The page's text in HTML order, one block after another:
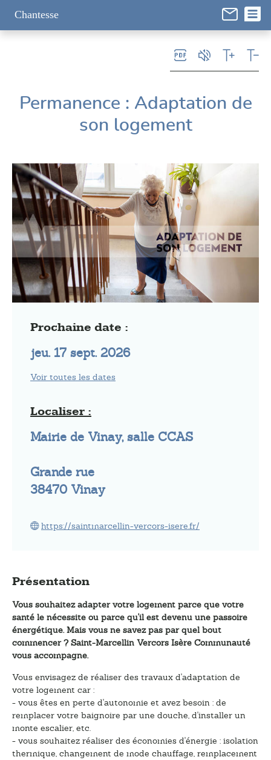
Chantesse
Permanence : Adaptation de
son logement
Prochaine date :
jeu. 17 sept. 2026
Voir toutes les dates
Localiser :
Mairie de Vinay, salle CCAS
Grande rue
38470 Vinay
https://saintmarcellin-vercors-isere.fr/
Présentation
Vous souhaitez adapter votre logement parce que votre
santé le nécessite ou parce qu'il est devenu une passoire
énergétique. Mais vous ne savez pas par quel bout
commencer ? Saint-Marcellin Vercors Isère Communauté
vous accompagne.
Vous envisagez de réaliser des travaux d'adaptation de
votre logement car :
- vous êtes en perte d'autonomie et avez besoin : de
remplacer votre baignoire par une douche, d'installer un
monte escalier, etc.
- vous souhaitez réaliser des économies d'énergie : isolation
thermique, changement de mode chauffage, remplacement